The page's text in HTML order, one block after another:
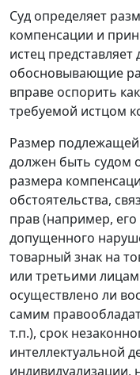
Суд определяет
компенсации и
истец представляет
обосновывающие
вправе оспорить
требуемой истцом
Размер
должен быть судом
размера
обстоятельства,
прав (например, его
допущенного
товарный знак на
или третьими
осуществлено ли
самим
т.п.), срок
интеллектуальной
индивидуализации,